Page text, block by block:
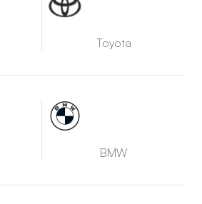
Toyota
BMW